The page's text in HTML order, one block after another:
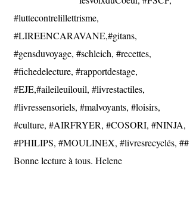
#luttecontrelillettrisme,
#LIREENCARAVANE,#gitans,
#gensduvoyage, #schleich, #recettes,
#fichedelecture, #rapportdestage,
#EJE,#aileileuilouil, #livrestactiles,
#livressensoriels, #malvoyants, #loisirs,
#culture, #AIRFRYER, #COSORI, #NINJA,
#PHILIPS, #MOULINEX, #livresrecyclés, ##
Bonne lecture à tous. Helene